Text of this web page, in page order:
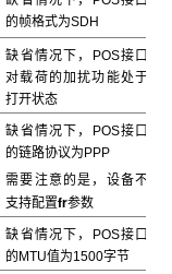
的帧格式为SDH
缺省情况下，POS接口
对载荷的加扰功能处于
打开状态
缺省情况下，POS接口
的链路协议为PPP
需要注意的是，设备不
支持配置fr参数
缺省情况下，POS接口
的MTU值为1500字节